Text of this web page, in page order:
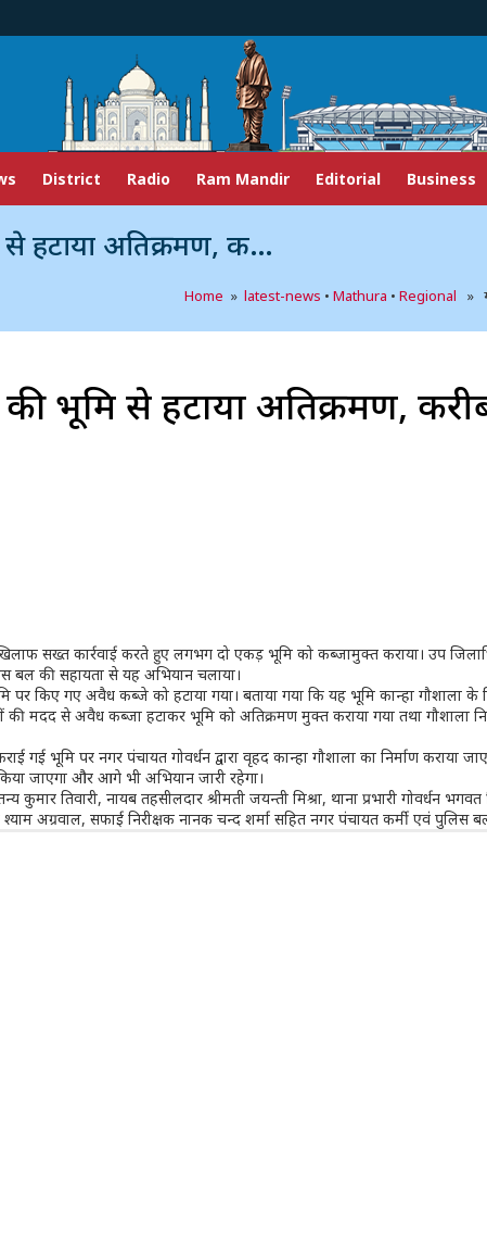
District Radio Ram Mandir Editorial Business
करीब दो एकड़ जमीन कराई कब्जामुक्त
Home » latest-news • Mathura • Regional »
की भूमि से हटाया अतिक्रमण,
सख्त कार्रवाई करते हुए लगभग दो एकड़ भूमि को कब्जामुक्त कराया। उप
बल की सहायता से यह अभियान चलाया।
किए गए अवैध कब्जे को हटाया गया। बताया गया कि यह भूमि कान्हा गौशाला के
की मदद से अवैध कब्जा हटाकर भूमि को अतिक्रमण मुक्त कराया गया तथा गौशाला
भूमि पर नगर पंचायत गोवर्धन द्वारा वृहद कान्हा गौशाला का निर्माण कराया
जाएगा और आगे भी अभियान जारी रहेगा।
कुमार तिवारी, नायब तहसीलदार श्रीमती जयन्ती मिश्रा, थाना प्रभारी गोवर्धन
अग्रवाल, सफाई निरीक्षक नानक चन्द शर्मा सहित नगर पंचायत कर्मी एवं पुलिस